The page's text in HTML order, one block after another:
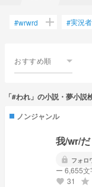
#wrwrd add #実況者
おすすめ順
「#われ」の小説・夢小説
ノンジャンル
我/wr/
lock フォロ
ー 6,655文
favorite 31 grade